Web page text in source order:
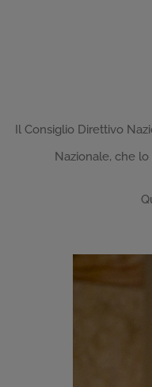
Il Consiglio Direttivo
Nazionale, che lo